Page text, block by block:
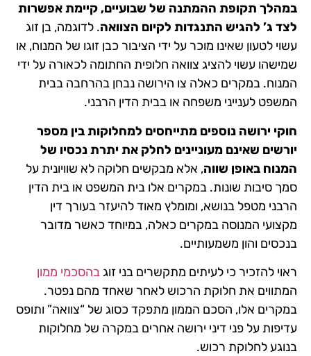
במהלך תקופת ההמתנה של שבועיים, קיימת אפשרות
לצד ג’ להגיש התנגדות לקיום הצוואה. לדוגמה, בן זוג
עשוי לטעון שאינו מוכר על ידי הציבור כבן זוגו של המנוח, או
שמישהו עשוי להציג צוואה חלופית החתומה לכאורה על ידי
המנוח. במקרים כאלה צו הירושה נבחן בהרחבה בבית
המשפט לענייני משפחה או בבית הדין הרבני.
חוקי ירושה נוספים מתייחסים למחלוקות בין מספר
יורשים שאינם מעוניינים לחלק את יתרת נכסיו של
המנוח באופן שווה, אלא מבקשים חלוקה לא שוויונית על
סמך סיבות שונות. במקרים אלו בית המשפט או בית הדין
הרבני מטפל בנושא, ומומלץ מאוד להיעזר בעורך דין
מקצועי המנוסה במקרים כאלה, במיוחד כאשר מדובר
בנכסים והון משמעותיים.
ראוי להזכיר כי לעיתים מתקשרים בני זוגבהסכמי ממון
המתווים את חלוקת הרכוש לאחר שאחד מהם נפטר.
במקרים אלו, הסכם הממון מתפקד כסוג של “צוואה” ותופס
עדיפות על פני דיני ירושה אחרים במקרה של מחלוקות
בנוגע לחלוקת רכוש.